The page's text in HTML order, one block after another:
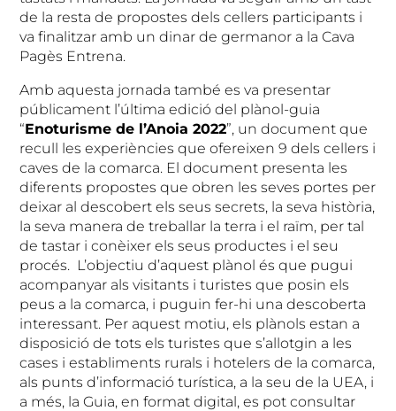
de la resta de propostes dels cellers participants i
va finalitzar amb un dinar de germanor a la Cava
Pagès Entrena.
Amb aquesta jornada també es va presentar
públicament l’última edició del plànol-guia
“Enoturisme de l’Anoia 2022”, un document que
recull les experiències que ofereixen 9 dels cellers i
caves de la comarca. El document presenta les
diferents propostes que obren les seves portes per
deixar al descobert els seus secrets, la seva història,
la seva manera de treballar la terra i el raïm, per tal
de tastar i conèixer els seus productes i el seu
procés. L’objectiu d’aquest plànol és que pugui
acompanyar als visitants i turistes que posin els
peus a la comarca, i puguin fer-hi una descoberta
interessant. Per aquest motiu, els plànols estan a
disposició de tots els turistes que s’allotgin a les
cases i establiments rurals i hotelers de la comarca,
als punts d’informació turística, a la seu de la UEA, i
a més, la Guia, en format digital, es pot consultar